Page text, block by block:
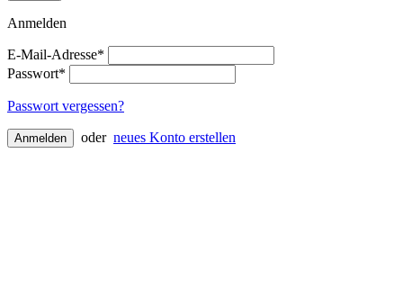
Anmelden
E-Mail-Adresse*
Passwort*
Passwort vergessen?
Anmelden oder neues Konto erstellen